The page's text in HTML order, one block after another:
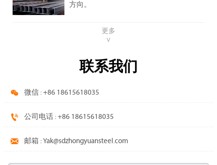
方向。
更多
∨
联系我们
 微信 : +86 18615618035
 公司电话 : +86 18615618035
 邮箱 : Yak@sdzhongyuansteel.com